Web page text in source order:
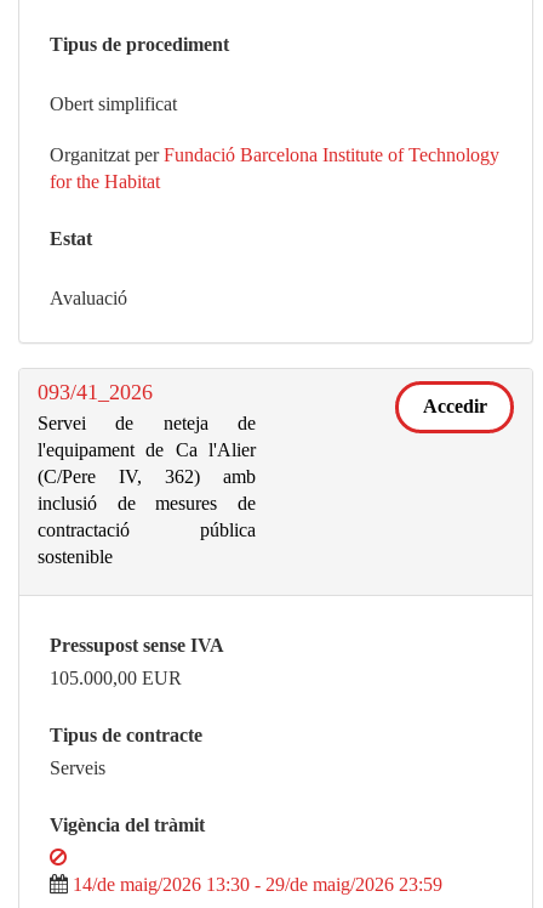
Tipus de procediment
Obert simplificat
Organitzat per Fundació Barcelona Institute of Technology
for the Habitat
Estat
Avaluació
093/41_2026
Servei de neteja de
l'equipament de Ca l'Alier
(C/Pere IV, 362) amb
inclusió de mesures de
contractació pública
sostenible
Accedir
Pressupost sense IVA
105.000,00 EUR
Tipus de contracte
Serveis
Vigència del tràmit
14/de maig/2026 13:30 - 29/de maig/2026 23:59